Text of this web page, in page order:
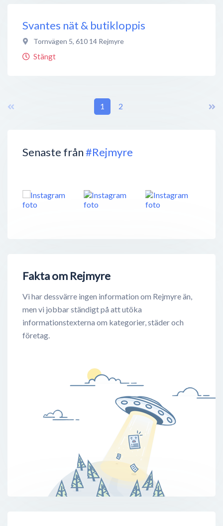
Senaste från#Rejmyre
Fakta om Rejmyre
Vi har dessvärre ingen information om Rejmyre än,
men vi jobbar ständigt på att utöka
informationstexterna om kategorier, städer och
företag.
Svantes nät & butikloppis
Tornvägen 5, 610 14 Rejmyre
Stängt
1 2